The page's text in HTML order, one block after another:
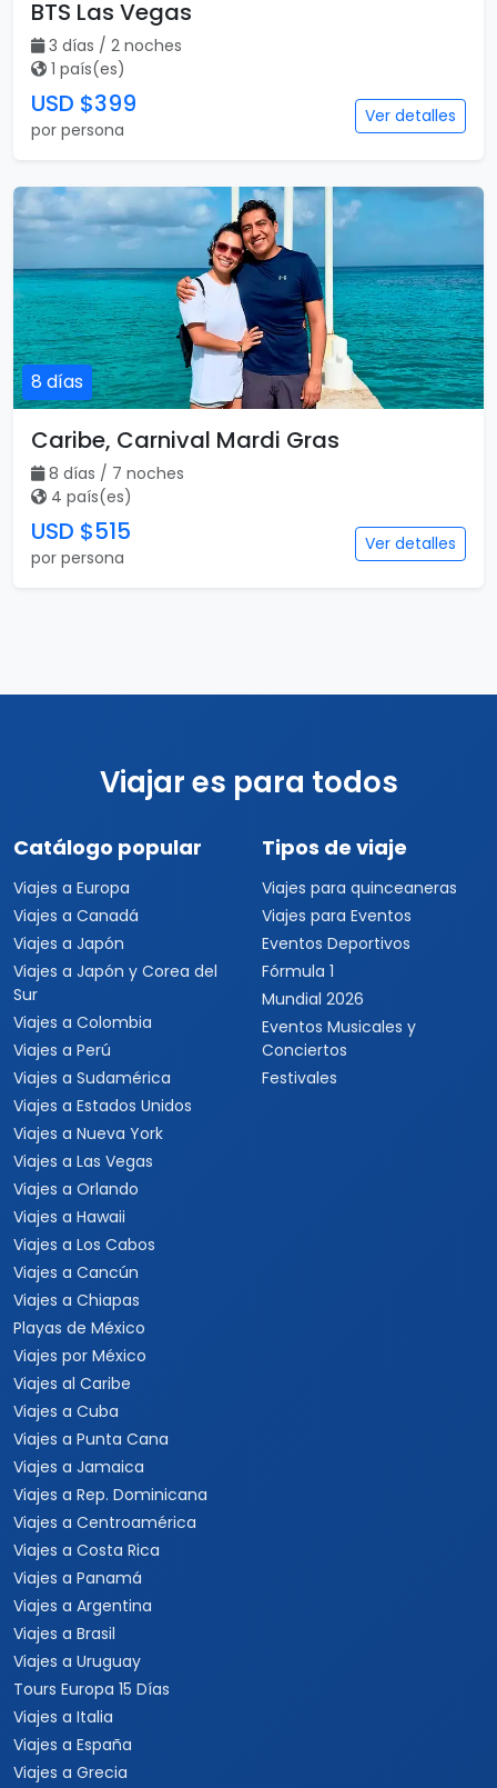
BTS Las Vegas
3 días / 2 noches
1 país(es)
USD $399
por persona
Ver detalles
8 días
Caribe, Carnival Mardi Gras
8 días / 7 noches
4 país(es)
USD $515
por persona
Ver detalles
Viajar es para todos
Catálogo popular
Viajes a Europa
Viajes a Canadá
Viajes a Japón
Viajes a Japón y Corea del
Sur
Viajes a Colombia
Viajes a Perú
Viajes a Sudamérica
Viajes a Estados Unidos
Viajes a Nueva York
Viajes a Las Vegas
Viajes a Orlando
Viajes a Hawaii
Viajes a Los Cabos
Viajes a Cancún
Viajes a Chiapas
Playas de México
Viajes por México
Viajes al Caribe
Viajes a Cuba
Viajes a Punta Cana
Viajes a Jamaica
Viajes a Rep. Dominicana
Viajes a Centroamérica
Viajes a Costa Rica
Viajes a Panamá
Viajes a Argentina
Viajes a Brasil
Viajes a Uruguay
Tours Europa 15 Días
Viajes a Italia
Viajes a España
Viajes a Grecia
Tipos de viaje
Viajes para quinceaneras
Viajes para Eventos
Eventos Deportivos
Fórmula 1
Mundial 2026
Eventos Musicales y
Conciertos
Festivales